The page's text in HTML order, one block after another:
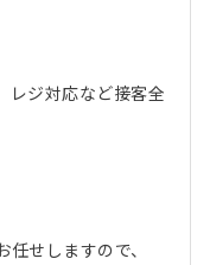
レジ対応など接客全
せしますので、